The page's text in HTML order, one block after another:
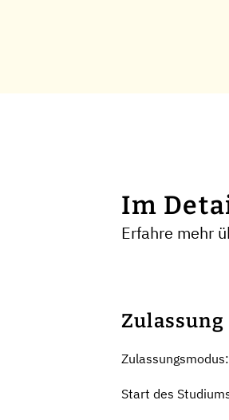
Im
Erfahre mehr
Zulassung
Start des